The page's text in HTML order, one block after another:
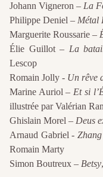
Johann Vigneron – La
Philippe Deniel – Métal
Marguerite Roussarie –
Élie Guillot – La
Lescop
Romain Jolly - Un rêve
Marine Auriol – Et si
illustrée par Valérian
Ghislain Morel – Deus
Arnaud Gabriel -
Romain Marty
Simon Boutreux – Betsy